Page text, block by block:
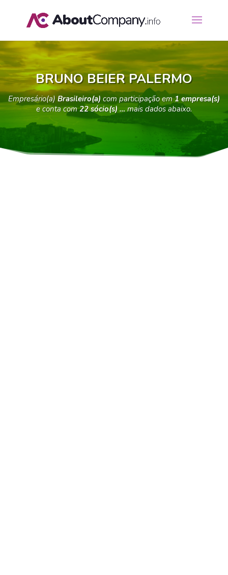
BRUNO BEIER PALERMO
Empresário(a)Brasileiro(a) com participação em1 empresa(s)
e conta com22 sócio(s) …mais dados abaixo.